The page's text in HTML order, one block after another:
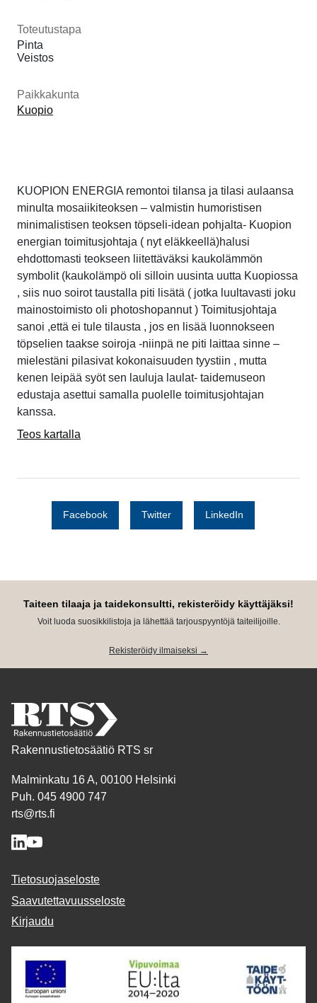
Toteutustapa
Pinta
Veistos
Paikkakunta
Kuopio
KUOPION ENERGIA remontoi tilansa ja tilasi aulaansa
minulta mosaiikiteoksen – valmistin humoristisen
minimalistisen teoksen töpseli-idean pohjalta- Kuopion
energian toimitusjohtaja ( nyt eläkkeellä)halusi
ehdottomasti teokseen liitettäväksi kaukolämmön
symbolit (kaukolämpö oli silloin uusinta uutta Kuopiossa
, siis nuo soirot taustalla piti lisätä ( jotka luultavasti joku
mainostoimisto oli photoshopannut ) Toimitusjohtaja
sanoi ,että ei tule tilausta , jos en lisää luonnokseen
töpselien taakse soiroja -niinpä ne piti laittaa sinne –
mielestäni pilasivat kokonaisuuden tyystiin , mutta
kenen leipää syöt sen lauluja laulat- taidemuseon
edustaja asettui samalla puolelle toimitusjohtajan
kanssa.
Teos kartalla
Facebook Twitter LinkedIn
Taiteen tilaaja ja taidekonsultti, rekisteröidy käyttäjäksi!
Voit luoda suosikkilistoja ja lähettää tarjouspyyntöjä taiteilijoille.
Rekisteröidy ilmaiseksi →
Rakennustietosäätiö RTS sr
Malminkatu 16 A, 00100 Helsinki
Puh. 045 4900 747
rts@rts.fi
Tietosuojaseloste
Saavutettavuusseloste
Kirjaudu